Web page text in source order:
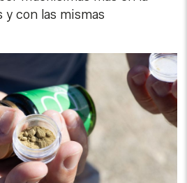
y con las mismas